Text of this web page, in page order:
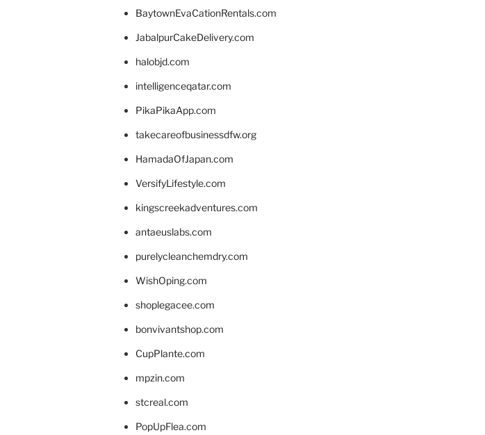
BaytownEvaCationRentals.com
JabalpurCakeDelivery.com
halobjd.com
intelligenceqatar.com
PikaPikaApp.com
takecareofbusinessdfw.org
HamadaOfJapan.com
VersifyLifestyle.com
kingscreekadventures.com
antaeuslabs.com
purelycleanchemdry.com
WishOping.com
shoplegacee.com
bonvivantshop.com
CupPlante.com
mpzin.com
stcreal.com
PopUpFlea.com